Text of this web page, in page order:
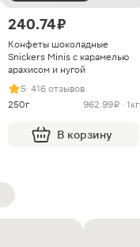
240.74 ₽
Конфеты шоколадные
Snickers Minis с карамелью
арахисом и нугой
5· 416 отзывов
250г
962.99 ₽ · 1кг
В корзину